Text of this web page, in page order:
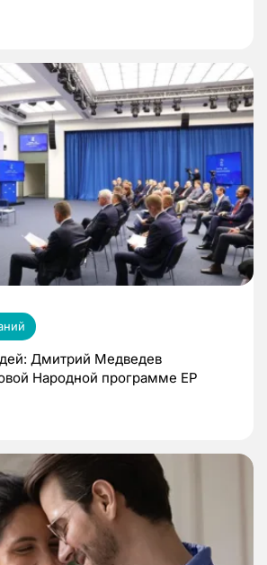
Дмитрий Медведев
Народной программе ЕР